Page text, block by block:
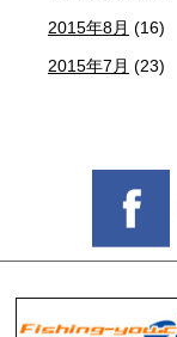
2015年8月 (16)
2015年7月 (23)